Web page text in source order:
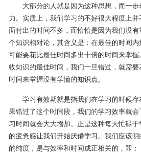
大部分的人就是因为这种思想，而一步
力。实质上，我们学习的不好很大程度上
面付出的时间不多，而恰恰是因为我们没
个知识相对论，其含义是：在最佳的时间
可能要花比最佳时间多出十倍的时间来掌
收知识的最佳时间，我们一旦错过，就需
时间来掌握没有学懂的知识点。
学习有效期就是指我们在学习的时候存
果错过了这个时间段，我们的学习效率就
习时间就会大大增加。正是这种每天忙碌
的疲惫感让我们开始厌倦学习。我们应该
的纯度，是与效率和时间成正相关的，即：